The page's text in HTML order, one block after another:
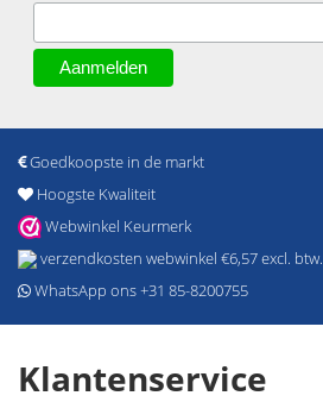
Goedkoopste in de markt
Hoogste Kwaliteit
Webwinkel Keurmerk
verzendkosten webwinkel €6,57 excl. btw.
WhatsApp ons +31 85-8200755
Klantenservice